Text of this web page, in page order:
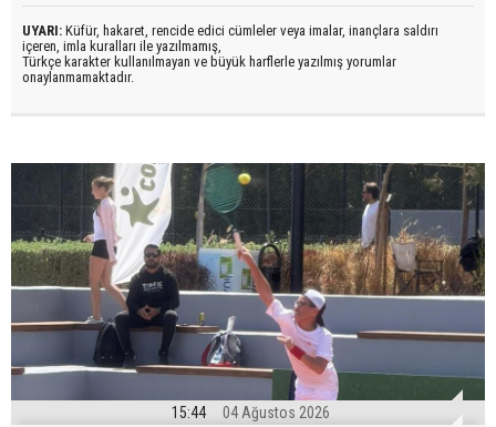
UYARI: Küfür, hakaret, rencide edici cümleler veya imalar, inançlara saldırı
içeren, imla kuralları ile yazılmamış,
Türkçe karakter kullanılmayan ve büyük harflerle yazılmış yorumlar
onaylanmamaktadır.
15:44 04 Ağustos 2026